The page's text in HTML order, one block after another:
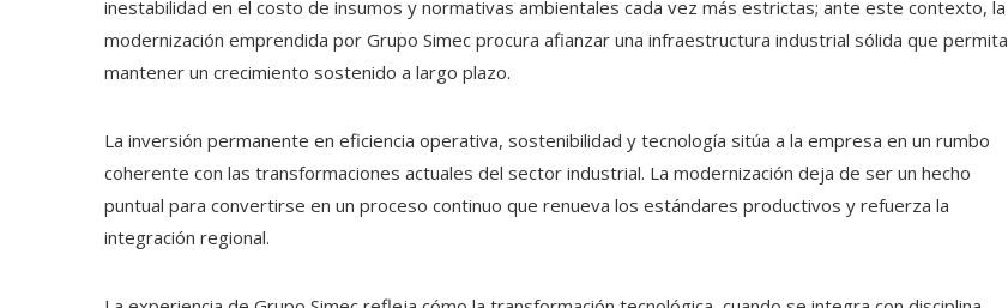
inestabilidad en el costo de insumos y normativas ambientales cada vez más estrictas; ante este contexto, la
modernización emprendida por Grupo Simec procura afianzar una infraestructura industrial sólida que permita
mantener un crecimiento sostenido a largo plazo.
La inversión permanente en eficiencia operativa, sostenibilidad y tecnología sitúa a la empresa en un rumbo
coherente con las transformaciones actuales del sector industrial. La modernización deja de ser un hecho
puntual para convertirse en un proceso continuo que renueva los estándares productivos y refuerza la
integración regional.